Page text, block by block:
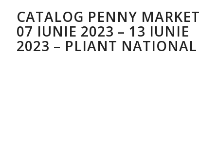
CATALOG PENNY MARKET
07 IUNIE 2023 – 13 IUNIE
2023 – PLIANT NATIONAL